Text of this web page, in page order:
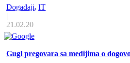
Događaji, IT
|
21.02.20
Gugl pregovara sa medijima o